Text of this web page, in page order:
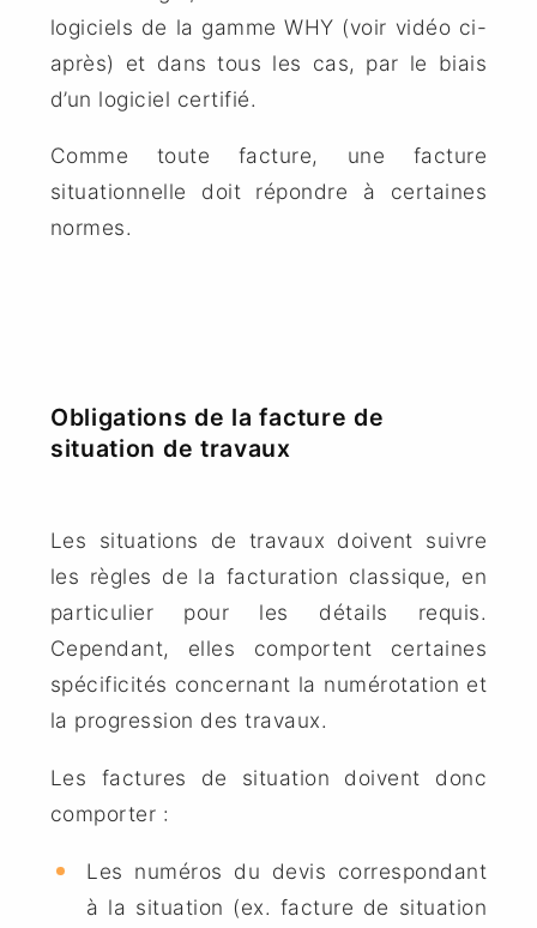
logiciels de la gamme WHY (voir vidéo ci-
après) et dans tous les cas, par le biais
d’un logiciel certifié.
Comme toute facture, une facture
situationnelle doit répondre à certaines
normes.
Obligations de la facture de
situation de travaux
Les situations de travaux doivent suivre
les règles de la facturation classique, en
particulier pour les détails requis.
Cependant, elles comportent certaines
spécificités concernant la numérotation et
la progression des travaux.
Les factures de situation doivent donc
comporter :
Les numéros du devis correspondant
à la situation (ex. facture de situation